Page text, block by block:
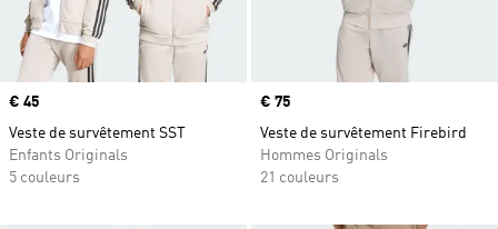
Prix
€ 45
Veste de survêtement SST
Enfants Originals
5 couleurs
Prix
€ 75
Veste de survêtement Firebird
Hommes Originals
21 couleurs